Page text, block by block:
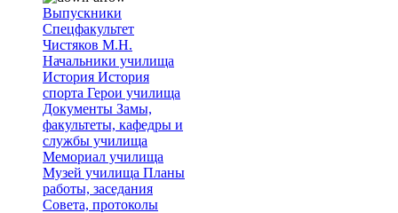
Выпускники
Спецфакультет
Чистяков М.Н.
Начальники училища
История История
спорта Герои училища
Документы Замы,
факультеты, кафедры и
службы училища
Мемориал училища
Музей училища Планы
работы, заседания
Совета, протоколы